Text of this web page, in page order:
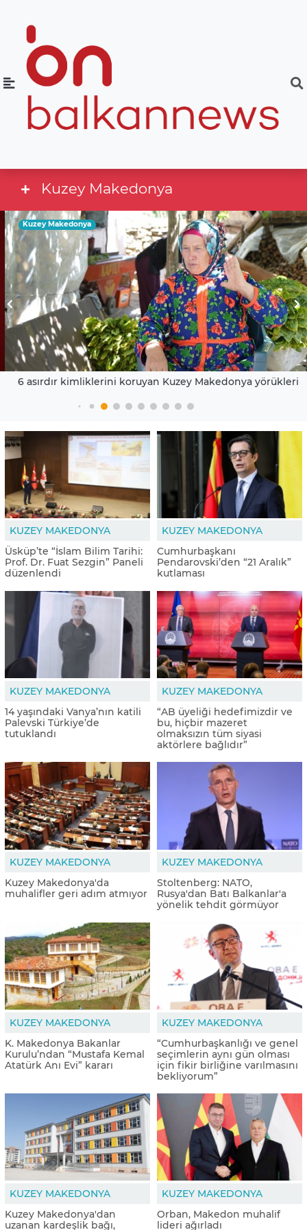
Kuzey Makedonya
Kuzey Makedonya
6 asırdır kimliklerini koruyan Kuzey Makedonya yörükleri
KUZEY MAKEDONYA
Üsküp’te “İslam Bilim Tarihi:
Prof. Dr. Fuat Sezgin” Paneli
düzenlendi
KUZEY MAKEDONYA
Cumhurbaşkanı
Pendarovski’den “21 Aralık”
kutlaması
KUZEY MAKEDONYA
14 yaşındaki Vanya’nın katili
Palevski Türkiye’de
tutuklandı
KUZEY MAKEDONYA
“AB üyeliği hedefimizdir ve
bu, hiçbir mazeret
olmaksızın tüm siyasi
aktörlere bağlıdır”
KUZEY MAKEDONYA
Kuzey Makedonya'da
muhalifler geri adım atmıyor
KUZEY MAKEDONYA
Stoltenberg: NATO,
Rusya'dan Batı Balkanlar'a
yönelik tehdit görmüyor
KUZEY MAKEDONYA
K. Makedonya Bakanlar
Kurulu’ndan “Mustafa Kemal
Atatürk Anı Evi” kararı
KUZEY MAKEDONYA
“Cumhurbaşkanlığı ve genel
seçimlerin aynı gün olması
için fikir birliğine varılmasını
bekliyorum”
KUZEY MAKEDONYA
Kuzey Makedonya'dan
uzanan kardeşlik bağı,
KUZEY MAKEDONYA
Orban, Makedon muhalif
lideri ağırladı